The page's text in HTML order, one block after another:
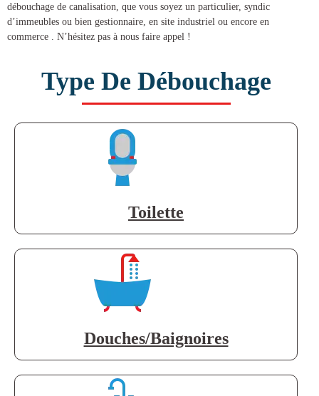
débouchage de canalisation , que vous soyez un particulier, syndic
d’immeubles ou bien gestionnaire, en site industriel ou encore en
commerce . N’hésitez pas à nous faire appel !
Type De Débouchage
Toilette
Douches/Baignoires